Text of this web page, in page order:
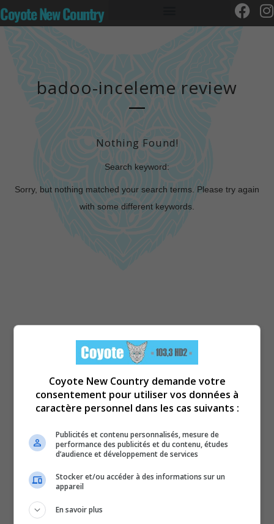
Coyote New Country
badoo-inceleme review
Nothing Found!
Search keyword:
Sorry, but nothing matched your search terms. Please try again
with some different keywords.
Coyote New Country demande votre
consentement pour utiliser vos données à
caractère personnel dans les cas suivants :
Publicités et contenu personnalisés, mesure de
performance des publicités et du contenu, études
d’audience et développement de services
Stocker et/ou accéder à des informations sur un
appareil
En savoir plus